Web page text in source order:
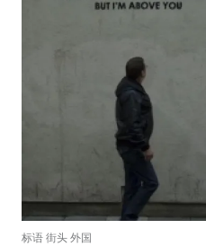
标语 街头 外国